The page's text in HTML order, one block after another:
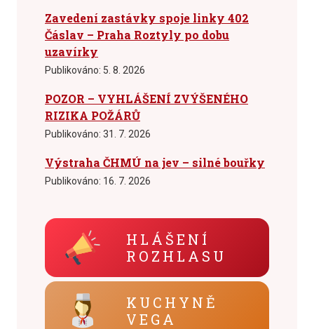
Zavedení zastávky spoje linky 402
Čáslav – Praha Roztyly po dobu
uzavírky
Publikováno: 5. 8. 2026
POZOR – VYHLÁŠENÍ ZVÝŠENÉHO
RIZIKA POŽÁRŮ
Publikováno: 31. 7. 2026
Výstraha ČHMÚ na jev – silné bouřky
Publikováno: 16. 7. 2026
HLÁŠENÍ
ROZHLASU
KUCHYNĚ
VEGA